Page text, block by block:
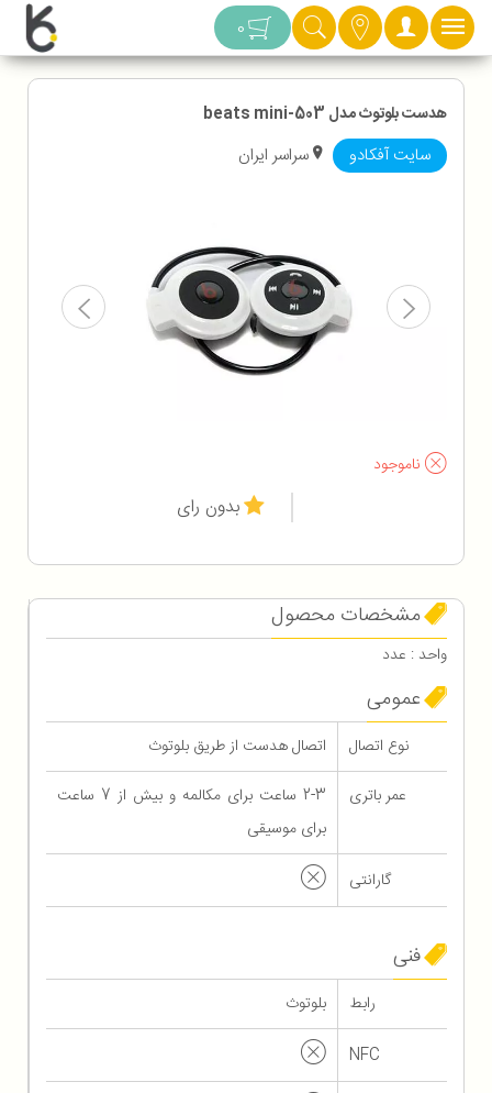
دسته بندی 0
هدست بلوتوث مدل beats mini-503
سایت آفکادو سراسر ایران
ناموجود
بدون رای
مشخصات محصول
واحد : عدد
عمومی
نوع اتصال
اتصال هدست از طریق بلوتوث
عمر باتری
2-3 ساعت برای مکالمه و بیش از 7 ساعت
برای موسیقی
گارانتی
فنی
رابط
بلوتوث
NFC